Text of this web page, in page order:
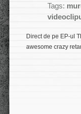
Tags:
Direct de pe EP-ul
awesome crazy